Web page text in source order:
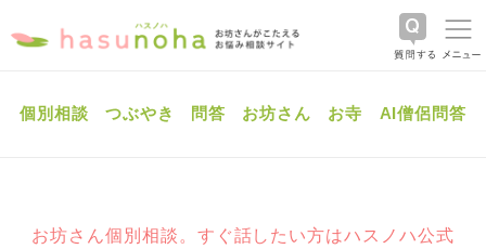
個別相談 つぶやき 問答 お坊さん お寺 AI僧侶問答
お坊さん個別相談。すぐ話したい方はハスノハ公式